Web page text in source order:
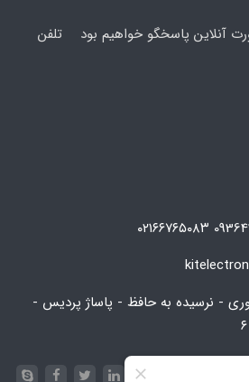
آنلاین پاسخگو خواهیم بود تلفن
- نرسیده به حافظ - پاساژ پردیس -